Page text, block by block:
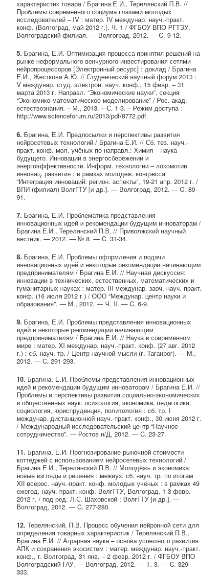
характеристик товара / Брагина Е.И., Терелянский П.В. //
Проблемы современного социума глазами молодых
исследователей – IV : матер. IV междунар. науч.-практ.
конф. (Волгоград, май 2012 г.). Ч. 1 / ФГБОУ ВПО РГТЭУ,
Волгоградский филиал. — Волгоград, 2012. — C. 9-12.
5. Брагина, Е.И. Оптимизация процесса принятия решений на
рынке неформального венчурного инвестирования сетями
нейропроцессоров [Электронный ресурс] : доклад / Брагина
Е.И., Жесткова А.Ю. // Студенческий научный форум 2013 :
V междунар. студ. электрон. науч. конф., 15 февр. – 31
марта 2013 г. Направл. “Экономические науки”, секция
“Экономико-математическое моделирование” / Рос. акад.
естествознания. – М., 2013. – С. 1-3. – Режим доступа :
http://www.scienceforum.ru/2013/pdf/8772.pdf.
6. Брагина, Е.И. Предпосылки и перспективы развития
нейросетевых технологий / Брагина Е.И. // Сб. тез. науч.-
практ. конф. мол. учёных по направл.: Химия – наука
будущего. Инновации в энергосбережении и
энергоэффективности. Информ. технологии – локомотив
инновац. развития : в рамках молодёж. конгресса
“Интеграция инноваций: регион. аспекты”, 19-21 апр. 2012 г. /
ВПИ (филиал) ВолгГТУ [и др.]. — Волгоград, 2012. — C. 89-
91.
7. Брагина, Е.И. Проблематика представления
инновационных идей и рекомендации будущим инноваторам /
Брагина Е.И., Терелянский П.В. // Приволжский научный
вестник. — 2012. — № 8. — C. 31-34.
8. Брагина, Е.И. Проблемы оформления и подачи
инновационных идей и некоторые рекомендации начинающим
предпринимателям / Брагина Е.И. // Научная дискуссия:
инновации в технических, естественных, математических и
гуманитарных науках : матер. III междунар. заоч. науч.-практ.
конф. (16 июля 2012 г.) / ООО “Междунар. центр науки и
образования”. — М., 2012. — Ч. II. — C. 6-9.
9. Брагина, Е.И. Проблемы представления инновационных
идей и некоторые рекомендации начинающим
предпринимателям / Брагина Е.И. // Наука в современном
мире : матер. XI междунар. науч.-практ. конф. (27 авг. 2012
г.) : сб. науч. тр. / Центр научной мысли (г. Таганрог). — М.,
2012. — C. 291-293.
10. Брагина, Е.И. Проблемы представления инновационных
идей и рекомендации будущим инноваторам / Брагина Е.И. //
Проблемы и перспективы развития социально-экономических
и общественных наук: психология, экономика, педагогика,
социология, юриспруденция, политология : сб. тр. I
междунар. дистанционной науч.-практ. конф., 30 июня 2012 г.
/ Международный исследовательский центр “Научное
сотрудничество”. — Ростов н/Д, 2012. — C. 23-27.
11. Брагина, Е.И. Прогнозирование рыночной стоимости
коттеджей с использованием нейросетевых технологий /
Брагина Е.И., Терелянский П.В. // Молодёжь и экономика:
новые взгляды и решения : межвуз. сб. науч. тр. по итогам
XII всерос. науч.-практ. конф. молодых учёных : в рамках 49
ежегод. науч.-практ. конф. ВолгГТУ, Волгоград, 1-3 февр.
2012 г. / под ред. Л.С. Шаховской ; ВолгГТУ [и др.]. —
Волгоград, 2012. — C. 277-280.
12. Терелянский, П.В. Процесс обучения нейронной сети для
определения товарных характеристик / Терелянский П.В.,
Брагина Е.И. // Аграрная наука – основа успешного развития
АПК и сохранения экосистем : матер. междунар. науч.-практ.
конф., г. Волгоград, 31 янв. – 2 февр. 2012 г. / ФГБОУ ВПО
Волгоградский ГАУ. — Волгоград, 2012. — Т. 3. — C. 329-
333.